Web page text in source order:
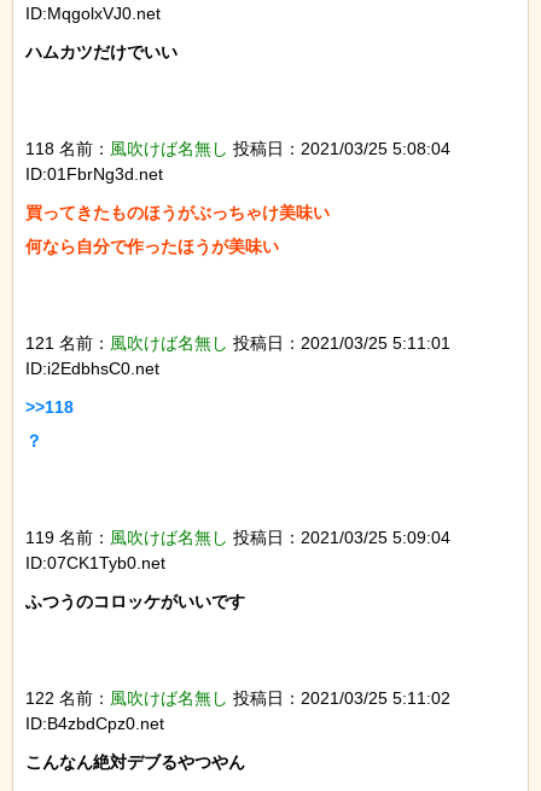
ID:MqgolxVJ0.net
ハムカツだけでいい
118 名前： 風吹けば名無し 投稿日：2021/03/25 5:08:04
ID:01FbrNg3d.net
買ってきたものほうがぶっちゃけ美味い
何なら自分で作ったほうが美味い
121 名前： 風吹けば名無し 投稿日：2021/03/25 5:11:01
ID:i2EdbhsC0.net
>>118
？
119 名前： 風吹けば名無し 投稿日：2021/03/25 5:09:04
ID:07CK1Tyb0.net
ふつうのコロッケがいいです
122 名前： 風吹けば名無し 投稿日：2021/03/25 5:11:02
ID:B4zbdCpz0.net
こんなん絶対デブるやつやん